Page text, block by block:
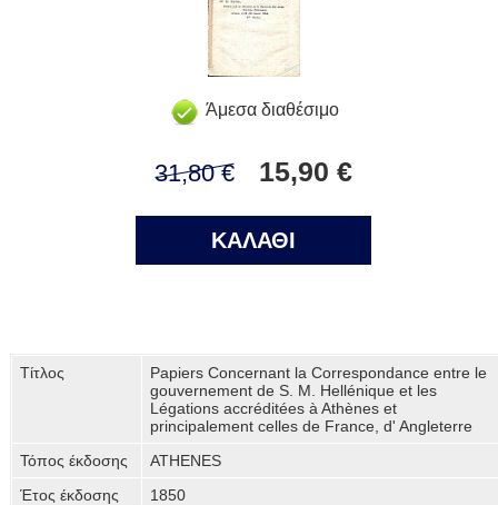
Άμεσα διαθέσιμο
31,80 € 15,90 €
ΚΑΛΑΘΙ
Τίτλος
Papiers Concernant la Correspondance entre le
gouvernement de S. M. Hellénique et les
Légations accréditées à Athènes et
principalement celles de France, d' Angleterre
Τόπος έκδοσης
ATHENES
Έτος έκδοσης
1850